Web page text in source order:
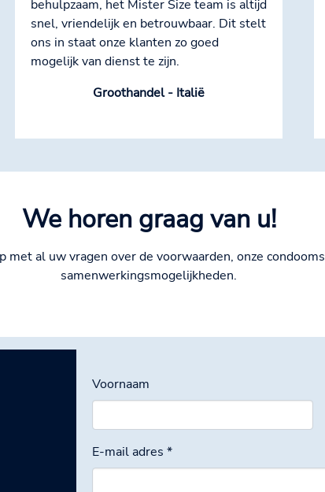
behulpzaam, het Mister Size team is altijd
snel, vriendelijk en betrouwbaar. Dit stelt
ons in staat onze klanten zo goed
mogelijk van dienst te zijn.
Groothandel - Italië
We horen graag van u!
al uw vragen over de voorwaarden, onze
samenwerkingsmogelijkheden.
Voornaam
E-mail adres*